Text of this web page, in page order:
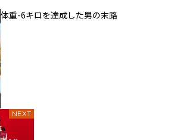
体重-6キロを達成した男の末路
NEXT